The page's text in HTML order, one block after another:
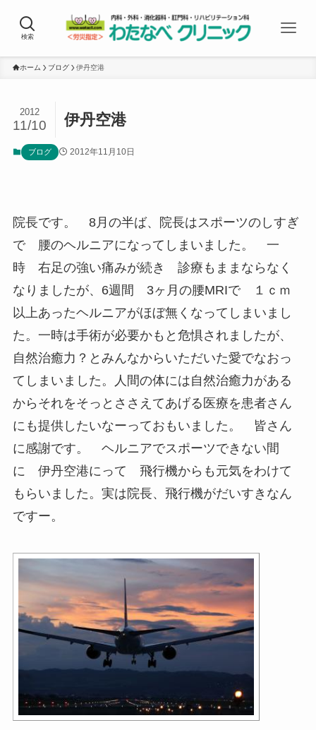
検索
ホーム ブログ 伊丹空港
伊丹空港
2012
11/10
ブログ 2012年11月10日
院長です。 8月の半ば、院長はスポーツのしすぎ
で 腰のヘルニアになってしまいました。 一
時 右足の強い痛みが続き 診療もままならなく
なりましたが、6週間 3ヶ月の腰MRIで １ｃｍ
以上あったヘルニアがほぼ無くなってしまいまし
た。一時は手術が必要かもと危惧されましたが、
自然治癒力？とみんなからいただいた愛でなおっ
てしまいました。人間の体には自然治癒力がある
からそれをそっとささえてあげる医療を患者さん
にも提供したいなーっておもいました。 皆さん
に感謝です。 ヘルニアでスポーツできない間
に 伊丹空港にって 飛行機からも元気をわけて
もらいました。実は院長、飛行機がだいすきなん
ですー。